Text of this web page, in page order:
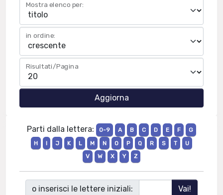
Mostra elenco per:
in ordine:
Risultati/Pagina
Parti dalla lettera: 0-9 A B C D E F
G
H
I J K L M N O P Q R S T
U
V
W X Y Z
o inserisci le lettere iniziali: